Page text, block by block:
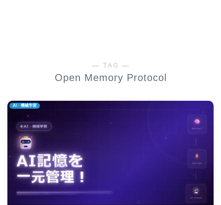
― TAG ―
Open Memory Protocol
AI・機械学習